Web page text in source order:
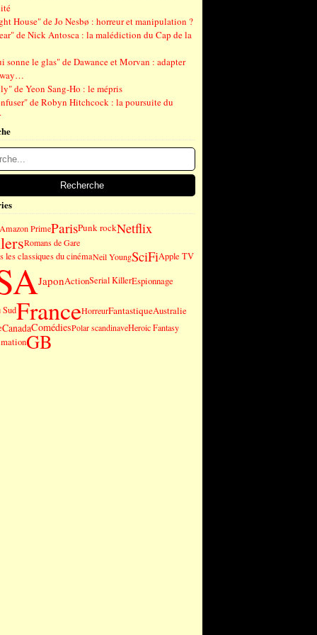
House" de Jo Nesbø : horreur et manipulation ?
de Nick Antosca : la malédiction du Cap de la
sonne le glas" de Dawance et Morvan : adapter
de Yeon Sang-Ho : le mépris
de Robyn Hitchcock : la poursuite du
Amazon PrimeParisPunk rockNetflix
Romans de Gare
les classiques du cinémaNeil YoungSciFiApple TV
JaponActionSerial KillerEspionnage
SudFranceHorreurFantastiqueAustralie
CanadaComédiesPolar scandinaveHeroic Fantasy
GB